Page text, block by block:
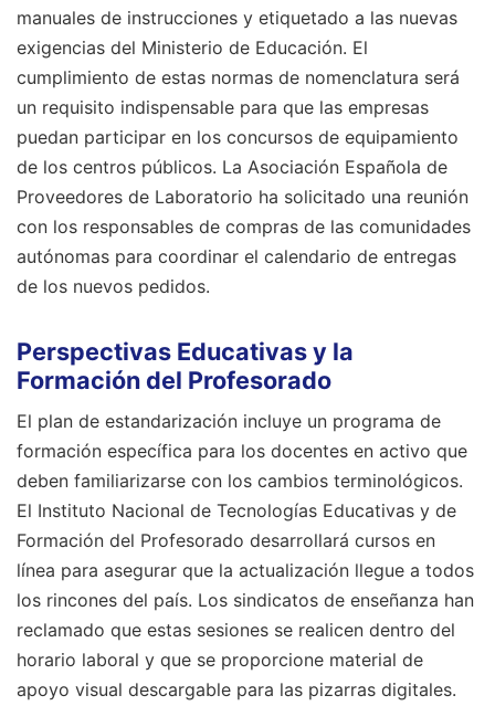
manuales de instrucciones y etiquetado a las nuevas
exigencias del Ministerio de Educación. El
cumplimiento de estas normas de nomenclatura será
un requisito indispensable para que las empresas
puedan participar en los concursos de equipamiento
de los centros públicos. La Asociación Española de
Proveedores de Laboratorio ha solicitado una reunión
con los responsables de compras de las comunidades
autónomas para coordinar el calendario de entregas
de los nuevos pedidos.
Perspectivas Educativas y la
Formación del Profesorado
El plan de estandarización incluye un programa de
formación específica para los docentes en activo que
deben familiarizarse con los cambios terminológicos.
El Instituto Nacional de Tecnologías Educativas y de
Formación del Profesorado desarrollará cursos en
línea para asegurar que la actualización llegue a todos
los rincones del país. Los sindicatos de enseñanza han
reclamado que estas sesiones se realicen dentro del
horario laboral y que se proporcione material de
apoyo visual descargable para las pizarras digitales.